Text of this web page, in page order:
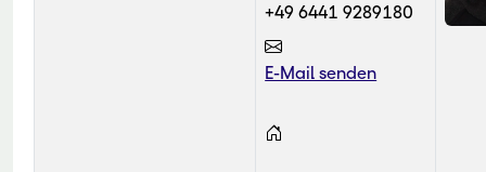
+49 6441 9289180
E-Mail senden